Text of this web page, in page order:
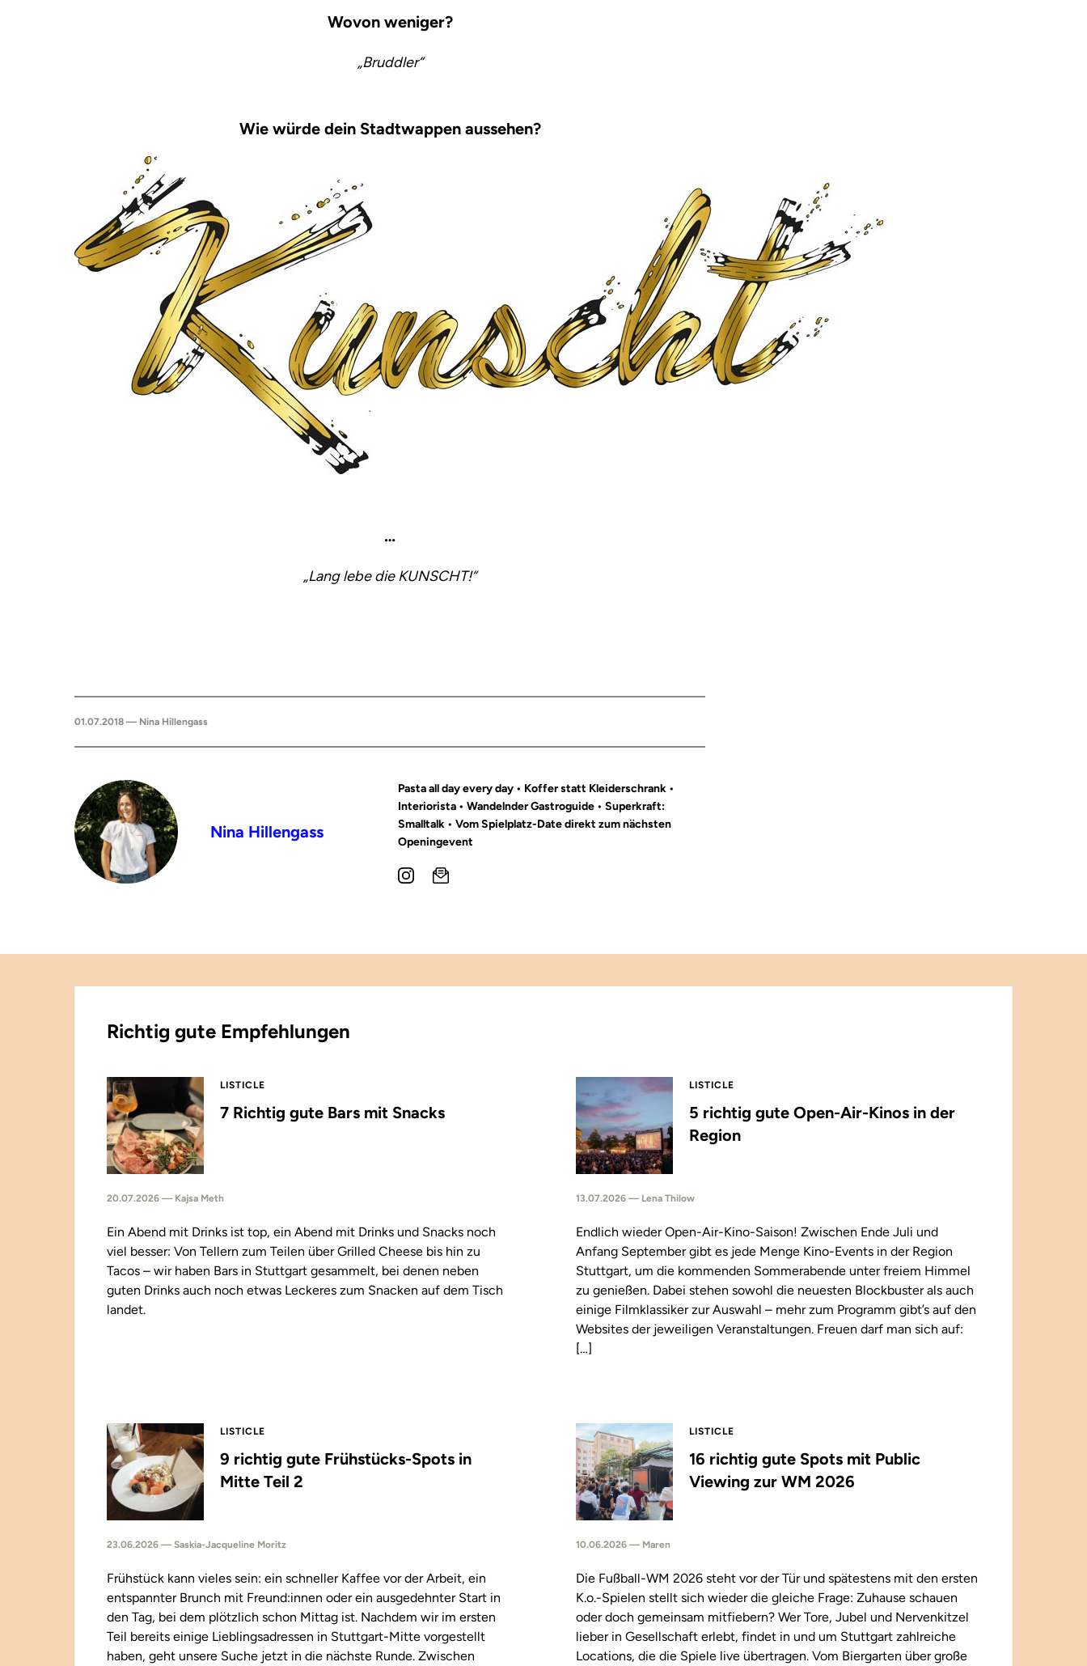
Wovon weniger?
„Bruddler“
Wie würde dein Stadtwappen aussehen?
…
„Lang lebe die KUNSCHT!“
01.07.2018 — Nina Hillengass
Nina Hillengass
Pasta all day every day • Koffer statt Kleiderschrank •
Interiorista • Wandelnder Gastroguide • Superkraft:
Smalltalk • Vom Spielplatz-Date direkt zum nächsten
Openingevent
Richtig gute Empfehlungen
LISTICLE
7 Richtig gute Bars mit Snacks
20.07.2026 — Kajsa Meth
Ein Abend mit Drinks ist top, ein Abend mit Drinks und Snacks noch
viel besser: Von Tellern zum Teilen über Grilled Cheese bis hin zu
Tacos – wir haben Bars in Stuttgart gesammelt, bei denen neben
guten Drinks auch noch etwas Leckeres zum Snacken auf dem Tisch
landet.
LISTICLE
5 richtig gute Open-Air-Kinos in der
Region
13.07.2026 — Lena Thilow
Endlich wieder Open-Air-Kino-Saison! Zwischen Ende Juli und
Anfang September gibt es jede Menge Kino-Events in der Region
Stuttgart, um die kommenden Sommerabende unter freiem Himmel
zu genießen. Dabei stehen sowohl die neuesten Blockbuster als auch
einige Filmklassiker zur Auswahl – mehr zum Programm gibt’s auf den
Websites der jeweiligen Veranstaltungen. Freuen darf man sich auf:
[…]
LISTICLE
9 richtig gute Frühstücks-Spots in
Mitte Teil 2
23.06.2026 — Saskia-Jacqueline Moritz
Frühstück kann vieles sein: ein schneller Kaffee vor der Arbeit, ein
entspannter Brunch mit Freund:innen oder ein ausgedehnter Start in
den Tag, bei dem plötzlich schon Mittag ist. Nachdem wir im ersten
Teil bereits einige Lieblingsadressen in Stuttgart-Mitte vorgestellt
haben, geht unsere Suche jetzt in die nächste Runde. Zwischen
LISTICLE
16 richtig gute Spots mit Public
Viewing zur WM 2026
10.06.2026 — Maren
Die Fußball-WM 2026 steht vor der Tür und spätestens mit den ersten
K.o.-Spielen stellt sich wieder die gleiche Frage: Zuhause schauen
oder doch gemeinsam mitfiebern? Wer Tore, Jubel und Nervenkitzel
lieber in Gesellschaft erlebt, findet in und um Stuttgart zahlreiche
Locations, die die Spiele live übertragen. Vom Biergarten über große